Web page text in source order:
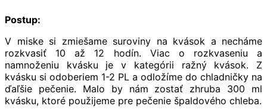
Postup:
V miske si zmiešame suroviny na kvások a necháme
rozkvasiť 10 až 12 hodín. Viac o rozkvaseniu a
namnoženiu kvásku je v kategórii ražný kvások. Z
kvásku si odoberiem 1-2 PL a odložíme do chladničky na
ďaľšie pečenie. Malo by nám zostať zhruba 300 ml
kvásku, ktoré použijeme pre pečenie špaldového chleba.